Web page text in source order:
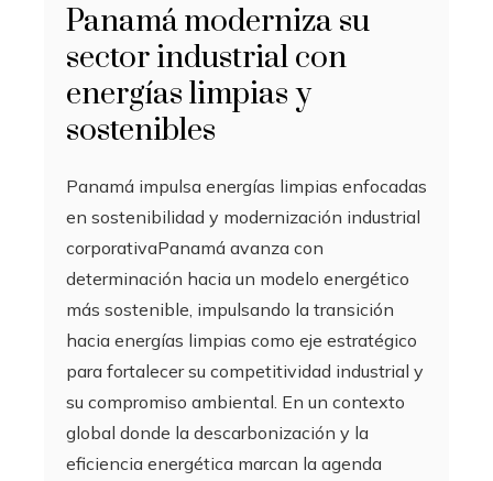
Panamá moderniza su
sector industrial con
energías limpias y
sostenibles
Panamá impulsa energías limpias enfocadas
en sostenibilidad y modernización industrial
corporativaPanamá avanza con
determinación hacia un modelo energético
más sostenible, impulsando la transición
hacia energías limpias como eje estratégico
para fortalecer su competitividad industrial y
su compromiso ambiental. En un contexto
global donde la descarbonización y la
eficiencia energética marcan la agenda